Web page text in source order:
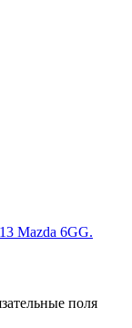
Mazda 6GG.
поля